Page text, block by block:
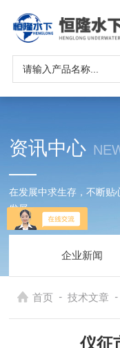
资讯中心
在发展中求生存，不断贴
发展
企业新闻
首页 - 技术文章 -
仪征